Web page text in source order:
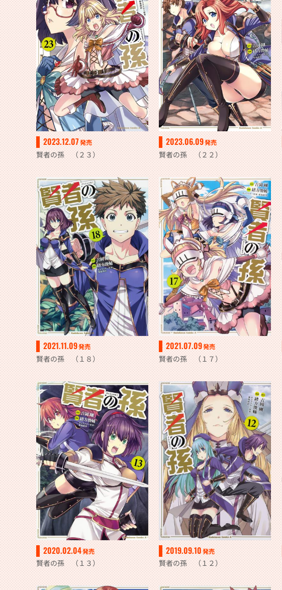
2023.12.07発売
賢者の孫 （２３）
2023.06.09発売
賢者の孫 （２２）
2021.11.09発売
賢者の孫 （１８）
2021.07.09発売
賢者の孫 （１７）
2020.02.04発売
賢者の孫 （１３）
2019.09.10発売
賢者の孫 （１２）